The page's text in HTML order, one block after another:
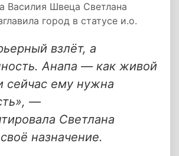
Василия Швеца Светлана
город в статусе и.о.
взлёт, а
Анапа — как живой
сейчас ему нужна
—
Светлана
назначение.